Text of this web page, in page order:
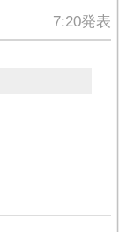
7:20発表